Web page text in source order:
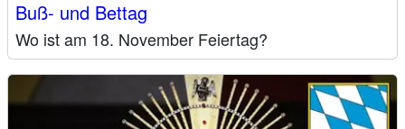
Buß- und Bettag
Wo ist am 18. November Feiertag?